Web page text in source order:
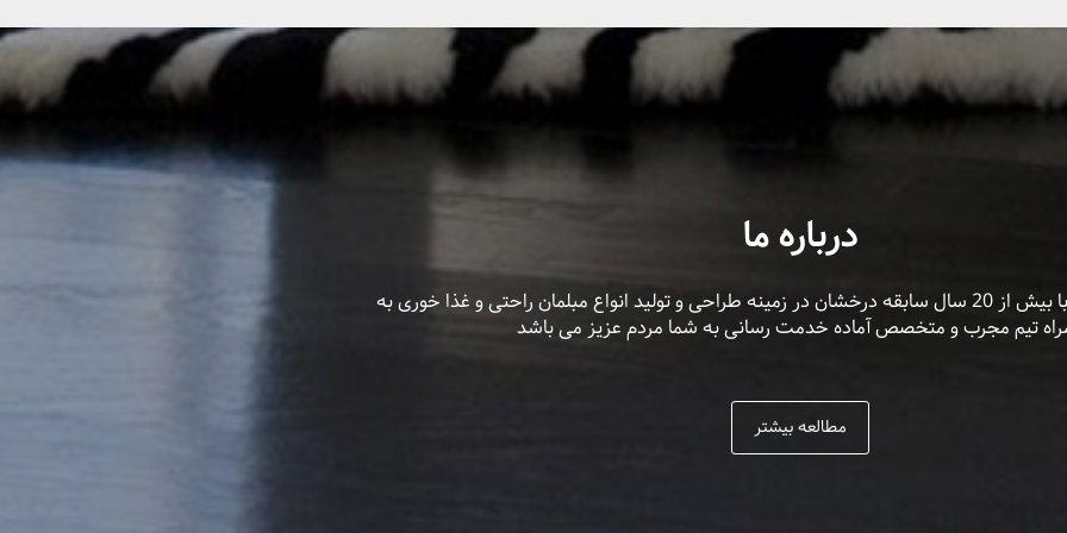
درباره ما
کارخانه طراحان مبل با بیش از 20 سال سابقه درخشان در زمینه طراحی و تولید انواع مبلمان راحتی و غذا خوری به
تیم مجرب و متخصص آماده خدمت رسانی به شما مردم عزیز می باشد
مطالعه بیشتر